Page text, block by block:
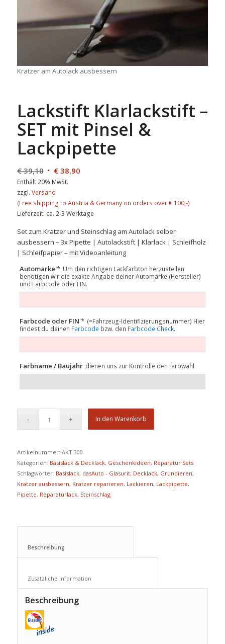
Kratzer am Autolack ausbessern
Lackstift Klarlackstift –
SET mit Pinsel &
Lackpipette
€39,10 €38,90
Enthält 20% MwSt.
zzgl. Versand
Lieferzeit: ca. 2-3 Werktage
Set zum Kratzer und Steinschlag am Autolack selber
ausbessern – 3x Pipette | Autolackstift | Klarlack | Schleifholz
| Schleifpapier – mit Videoanleitung
Automarke * Um den richtigen Lackfarbton herzustellen
benötigen wir die exakte Angabe deiner Automarke (Hersteller)
und Farbcode oder FIN.
Farbcode oder FIN * (=Fahrzeug-Identifizierungsnummer) Hier
findest du deinen Farbcode bzw. den Farbcode Check.
Farbname / Baujahr dienen uns zur Kontrolle der Farbwahl
In den Warenkorb
Artikelnummer: AKT 300
Kategorien: Basislack & Decklack, Geschenkideen, Reparatur Sets
Schlagwörter: Basislack, dasAuto - Glasurit, Decklack, Grundieren,
Kratzer ausbessern, Kratzer reparieren, Lackieren, Lackpipette,
Pipette, Reparaturlack, Steinschlag
Beschreibung